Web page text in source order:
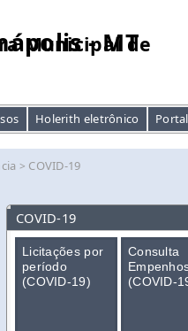
Municipal de
- MT
Holerith eletrônico
> COVID-19
COVID-19
Licitações por
período
(COVID-19)
Consulta
(COVID-